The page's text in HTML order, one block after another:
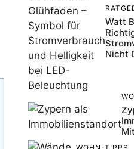
Watt
Nicht